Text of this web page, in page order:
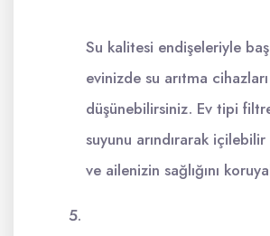
Su kalitesi endişeleriyle
evinizde su arıtma
düşünebilirsiniz. Ev tipi
suyunu arındırarak
ve ailenizin sağlığını